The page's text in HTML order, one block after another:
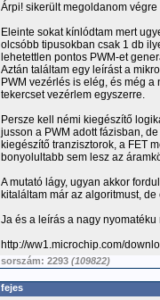
Árpi! sikerült megoldanom
Eleinte sokat kínlódtam mert
olcsóbb tipusokban csak 1 db
lehetettlen pontos PWM-et
Aztán találtam egy leírást a
PWM vezérlés is elég, és még
tekercset vezérlem egyszerre.
Persze kell némi kiegészítő
jusson a PWM adott fázisban,
kiegészítő tranzisztorok, a FET
bonyolultabb sem lesz az
A mutató lágy, ugyan akkor
kitaláltam már az algoritmust,
Ja és a leírás a nagy
http://ww1.microchip.com/
sorszám: 2293 (109822)
fejes